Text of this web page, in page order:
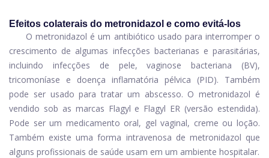
Efeitos colaterais do metronidazol e como evitá-los
O metronidazol é um antibiótico usado para interromper o
crescimento de algumas infecções bacterianas e parasitárias,
incluindo infecções de pele,
vaginose bacteriana
(BV),
tricomoníase
e doença inflamatória pélvica (PID). Também
pode ser usado para tratar um abscesso. O metronidazol é
vendido sob as marcas Flagyl e Flagyl ER (versão estendida).
Pode ser um medicamento oral, gel vaginal, creme ou loção.
Também existe uma forma intravenosa de metronidazol que
alguns profissionais de saúde usam em um ambiente hospitalar.